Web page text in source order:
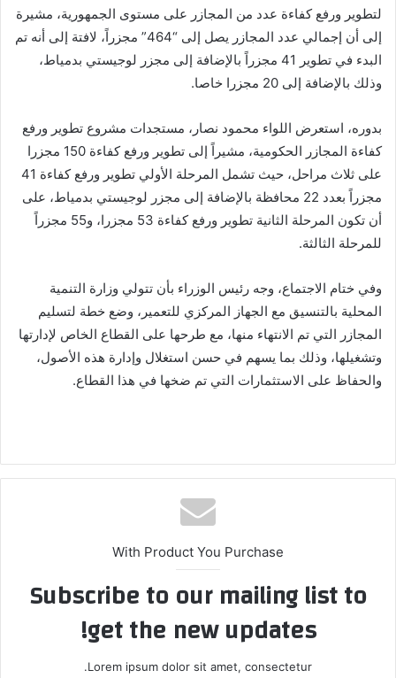
لتطوير ورفع كفاءة عدد من المجازر على مستوى الجمهورية، مشيرة
إلى أن إجمالي عدد المجازر يصل إلى “464” مجزراً، لافتة إلى أنه تم
البدء في تطوير 41 مجزراً بالإضافة إلى مجزر لوجيستي بدمياط،
وذلك بالإضافة إلى 20 مجزرا خاصا.
بدوره، استعرض اللواء محمود نصار، مستجدات مشروع تطوير ورفع
كفاءة المجازر الحكومية، مشيراً إلى تطوير ورفع كفاءة 150 مجزرا
على ثلاث مراحل، حيث تشمل المرحلة الأولي تطوير ورفع كفاءة 41
مجزراً بعدد 22 محافظة بالإضافة إلى مجزر لوجيستي بدمياط، على
أن تكون المرحلة الثانية تطوير ورفع كفاءة 53 مجزرا، و55 مجزراً
للمرحلة الثالثة.
وفي ختام الاجتماع، وجه رئيس الوزراء بأن تتولي وزارة التنمية
المحلية بالتنسيق مع الجهاز المركزي للتعمير، وضع خطة لتسليم
المجازر التي تم الانتهاء منها، مع طرحها على القطاع الخاص لإدارتها
وتشغيلها، وذلك بما يسهم في حسن استغلال وإدارة هذه الأصول،
والحفاظ على الاستثمارات التي تم ضخها في هذا القطاع.
With Product You Purchase
Subscribe to our mailing list to
get the new updates!
Lorem ipsum dolor sit amet, consectetur.